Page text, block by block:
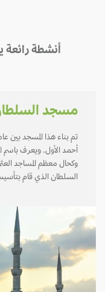
أنشطة رائعة
مسجد
أحمد الأول. ويعرف باسم
وكحال معظم المساجد
السلطان الذي قام بتأسيسه